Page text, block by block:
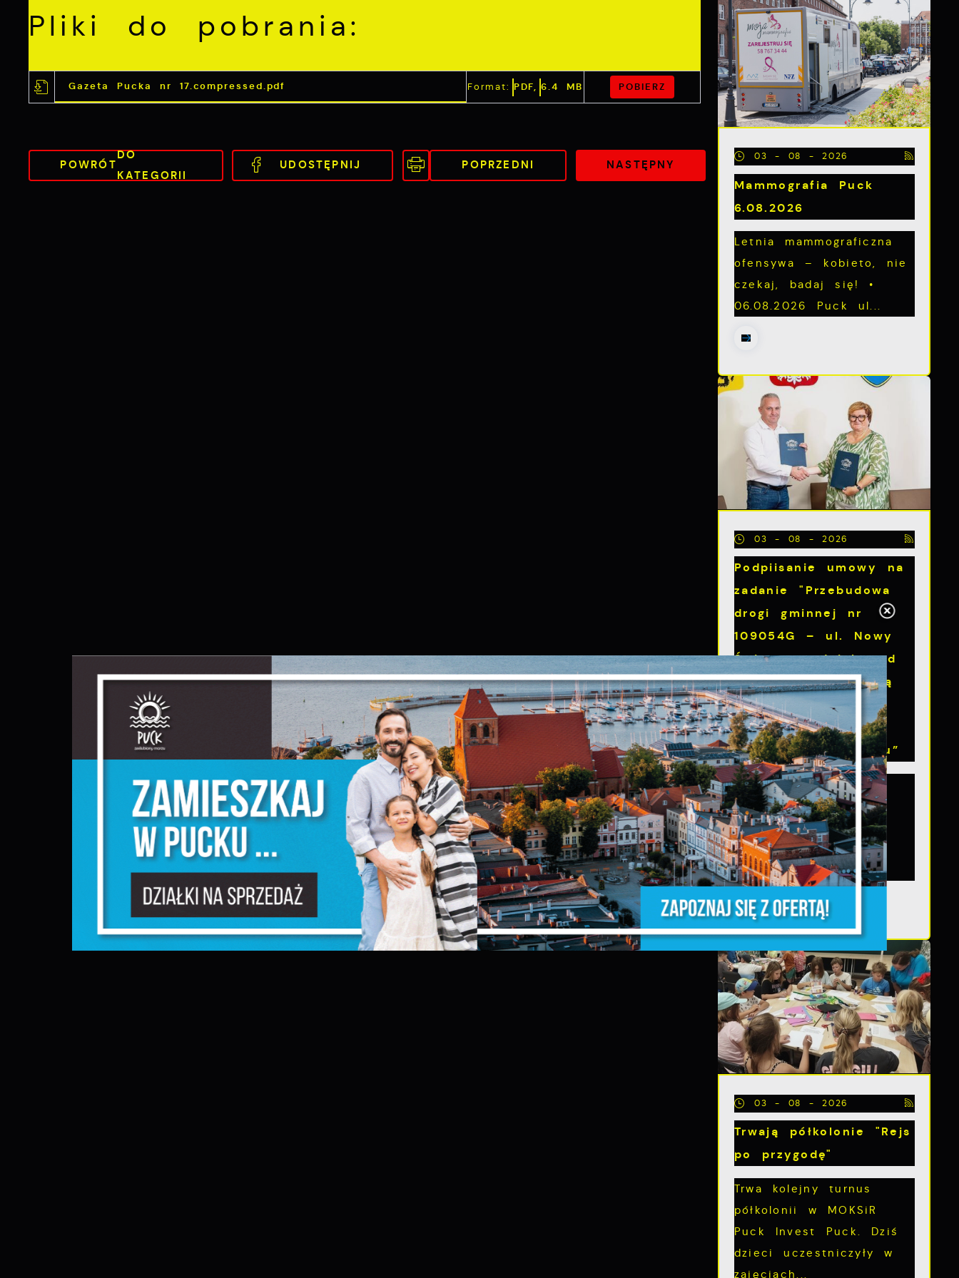
Pliki do pobrania:
Gazeta Pucka nr 17.compressed.pdf Format: PDF, 6.4 MB POBIERZ
POWRÓT
DO
KATEGORII
UDOSTĘPNIJ POPRZEDNI NASTĘPNY
03 - 08 - 2026
Mammografia Puck
6.08.2026
Letnia mammograficzna
ofensywa – kobieto, nie
czekaj, badaj się! •
06.08.2026 Puck ul...
03 - 08 - 2026
Podpiisanie umowy na
zadanie "Przebudowa
drogi gminnej nr
109054G – ul. Nowy
Świat na odcinku od
skrzyżowania z Aleją
Lipową do
skrzyżowania z ul.
Wybickiego w Pucku”
W dniu 3 sierpnia
podpisano umowę na
realizację zadania
„Przebudowa drogi
gminnej nr 109054G...
03 - 08 - 2026
Trwają półkolonie "Rejs
po przygodę"
Trwa kolejny turnus
półkolonii w MOKSiR
Puck Invest Puck. Dziś
dzieci uczestniczyły w
zajęciach...
Ustawienia
Szanujemy Twoją prywatność. Możesz zmienić ustawienia
cookies lub zaakceptować je wszystkie. W dowolnym
momencie możesz dokonać zmiany swoich ustawień.
Niezbędne
Niezbędne pliki cookies służą do prawidłowego
funkcjonowania strony internetowej i umożliwiają Ci
komfortowe korzystanie z oferowanych przez nas usług.
Pliki cookies odpowiadają na podejmowane przez Ciebie
działania w celu m.in. dostosowania Twoich ustawień
preferencji prywatności, logowania czy wypełniania
formularzy. Dzięki plikom cookies strona, z której korzystasz,
Funkcjonalne i personalizacyjne
ZAPISZ WYBRANE